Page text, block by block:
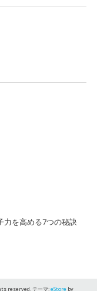
力を高める7つの秘訣
reserved. テーマ:eStore by